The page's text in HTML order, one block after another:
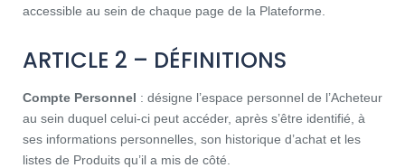
accessible au sein de chaque page de la Plateforme.
ARTICLE 2 – DÉFINITIONS
Compte Personnel : désigne l’espace personnel de l’Acheteur
au sein duquel celui-ci peut accéder, après s’être identifié, à
ses informations personnelles, son historique d’achat et les
listes de Produits qu’il a mis de côté.